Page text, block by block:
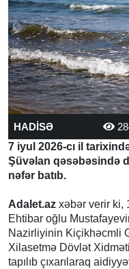
HADİSƏ
7 iyul 2026-cı il
Şüvəlan qəsəbəsində
nəfər batıb.
Adalet.az xəbər verir ki,
Ehtibar oğlu
Nazirliyinin Kiçikhəcmli
Xilasetmə Dövlət
tapılıb çıxarılaraq